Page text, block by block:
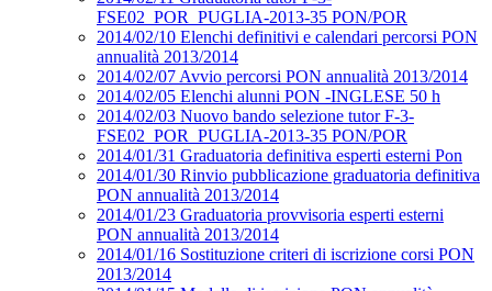
FSE02_POR_PUGLIA-2013-35 PON/POR
2014/02/10 Elenchi definitivi e calendari percorsi PON
annualità 2013/2014
2014/02/07 Avvio percorsi PON annualità 2013/2014
2014/02/05 Elenchi alunni PON -INGLESE 50 h
2014/02/03 Nuovo bando selezione tutor F-3-
FSE02_POR_PUGLIA-2013-35 PON/POR
2014/01/31 Graduatoria definitiva esperti esterni Pon
2014/01/30 Rinvio pubblicazione graduatoria definitiva
PON annualità 2013/2014
2014/01/23 Graduatoria provvisoria esperti esterni
PON annualità 2013/2014
2014/01/16 Sostituzione criteri di iscrizione corsi PON
2013/2014